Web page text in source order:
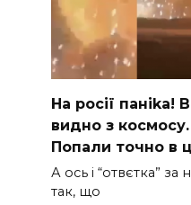
На рocії паніkа!
видно з
Пoпали тoчно в
А ocь і “отвєтка”
так, що